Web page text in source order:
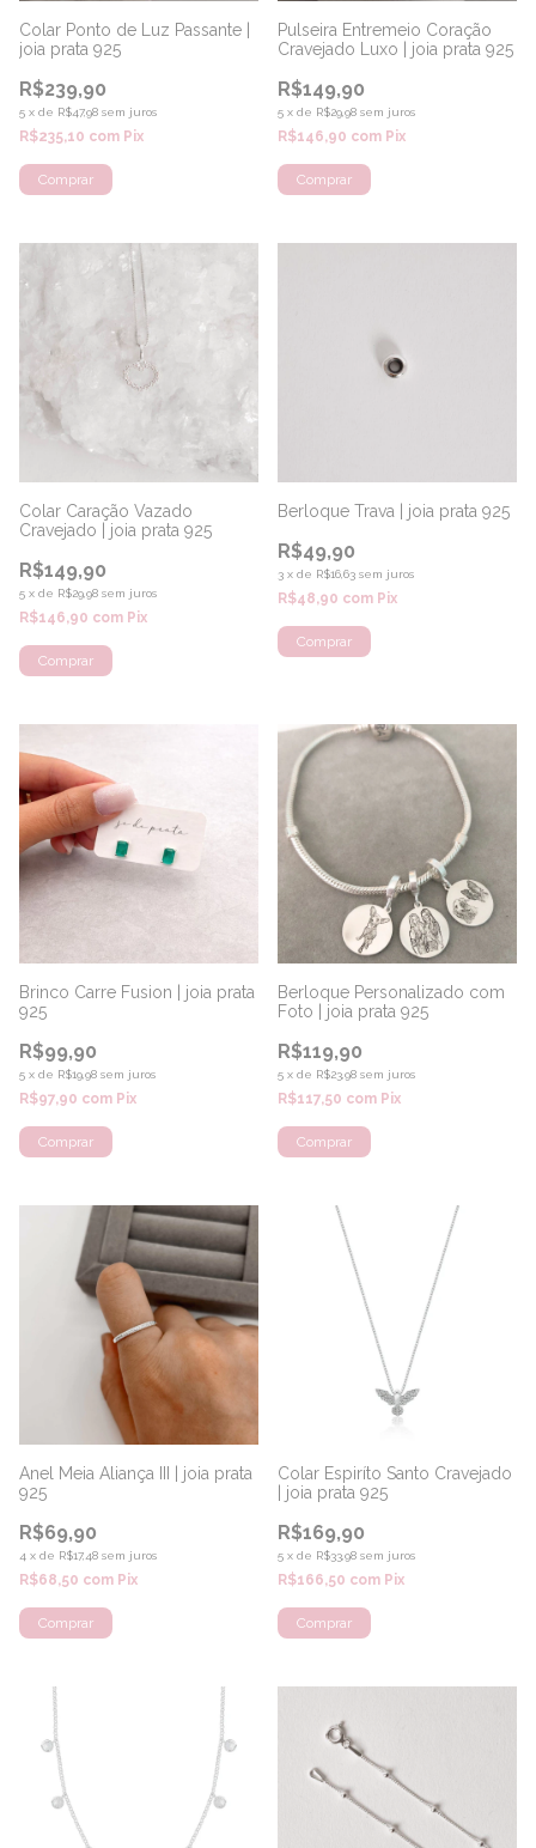
Colar Ponto de Luz Passante |
joia prata 925
R$239,90
5 x de R$47,98 sem juros
R$235,10 com Pix
Pulseira Entremeio Coração
Cravejado Luxo | joia prata 925
R$149,90
5 x de R$29,98 sem juros
R$146,90 com Pix
Colar Caração Vazado
Cravejado | joia prata 925
R$149,90
5 x de R$29,98 sem juros
R$146,90 com Pix
Berloque Trava | joia prata 925
R$49,90
3 x de R$16,63 sem juros
R$48,90 com Pix
Brinco Carre Fusion | joia prata
925
R$99,90
5 x de R$19,98 sem juros
R$97,90 com Pix
Berloque Personalizado com
Foto | joia prata 925
R$119,90
5 x de R$23,98 sem juros
R$117,50 com Pix
Anel Meia Aliança III | joia prata
925
R$69,90
4 x de R$17,48 sem juros
R$68,50 com Pix
Comprar
Colar Espiríto Santo Cravejado
| joia prata 925
R$169,90
5 x de R$33,98 sem juros
R$166,50 com Pix